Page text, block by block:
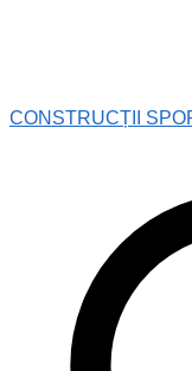
CONSTRUCȚII